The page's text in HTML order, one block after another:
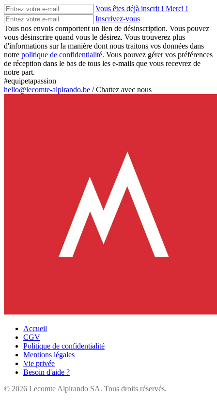
Vous êtes déjà inscrit ! Merci !
Inscrivez-vous
Tous nos envois comportent un lien de désinscription. Vous pouvez
vous désinscrire quand vous le désirez. Vous trouverez plus
d'informations sur la manière dont nous traitons vos données dans
notre politique de confidentialité. Vous pouvez gérer vos préférences
de réception dans le bas de tous les e-mails que vous recevrez de
notre part.
#equipetapassion
hello@lecomte-alpirando.be /Chattez avec nous
Accueil
CGV
Politique de confidentialité
Mentions légales
Vie privée
Besoin d'aide ?
© 2026 Lecomte Alpirando SA. Tous droits réservés.